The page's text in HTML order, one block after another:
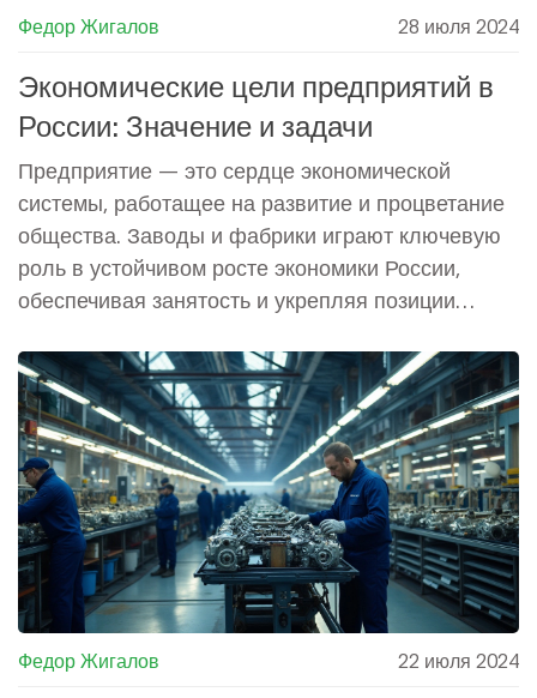
Федор Жигалов 28 июля 2024
Экономические цели предприятий в
России: Значение и задачи
Предприятие — это сердце экономической
системы, работащее на развитие и процветание
общества. Заводы и фабрики играют ключевую
роль в устойчивом росте экономики России,
обеспечивая занятость и укрепляя позиции
формируются экономические цели предприятий
и как они способствуют общему благополучию.
Каждый завод, независимо от размера, имеет
свои уникальные задачи, направленные на
инновации и совершенствование производства.
Федор Жигалов 22 июля 2024